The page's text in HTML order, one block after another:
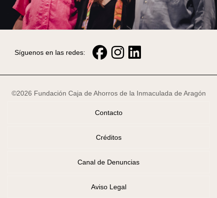
Síguenos en las redes:
©2026 Fundación Caja de Ahorros de la Inmaculada de Aragón
Contacto
Créditos
Canal de Denuncias
Aviso Legal